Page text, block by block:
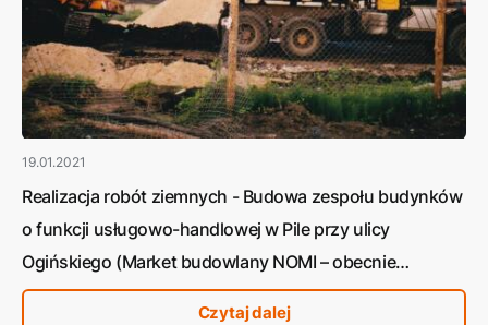
19.01.2021
Realizacja robót ziemnych - Budowa zespołu budynków
o funkcji usługowo-handlowej w Pile przy ulicy
Ogińskiego (Market budowlany NOMI – obecnie
Bricomarche)
Czytaj dalej